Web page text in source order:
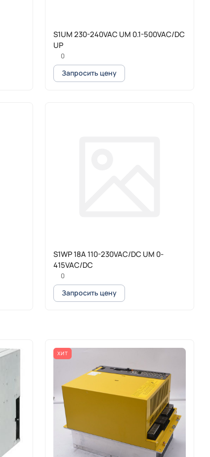
S1UM 230-240VAC UM 0.1-500VAC/DC
UP
0
Запросить цену
S1WP 18A 110-230VAC/DC UM 0-
415VAC/DC
0
Запросить цену
ХИТ